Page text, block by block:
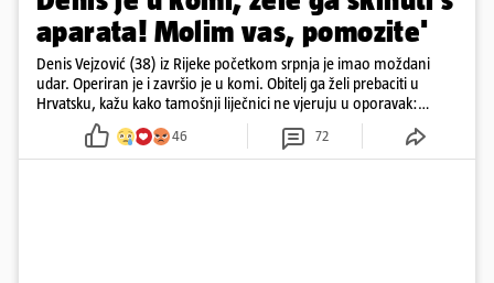
aparata! Molim vas, pomozite'
Denis Vejzović (38) iz Rijeke početkom srpnja je imao moždani
udar. Operiran je i završio je u komi. Obitelj ga želi prebaciti u
Hrvatsku, kažu kako tamošnji liječnici ne vjeruju u oporavak:
'Imamo 72 sata'
46 72